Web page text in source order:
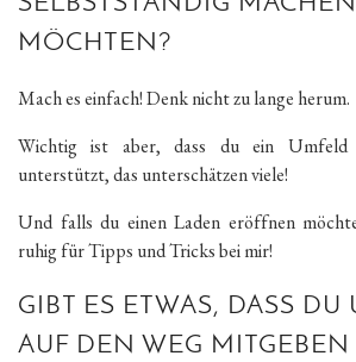
MÖCHTEN?
Mach es einfach! Denk nicht zu lange herum.
Wichtig ist aber, dass du ein Umfeld
unterstützt, das unterschätzen viele!
Und falls du einen Laden eröffnen
ruhig für Tipps und Tricks bei mir!
GIBT ES ETWAS, DASS DU
AUF DEN WEG MITGEBEN